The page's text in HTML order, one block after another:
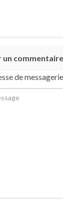
un commentaire
de